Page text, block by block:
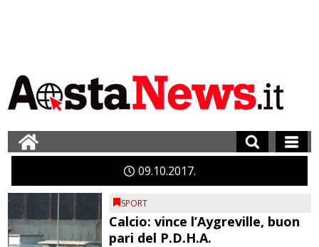
09 10 2017
SPORT
Calcio: vince l’Aygreville, buon
pari del P.D.H.A.